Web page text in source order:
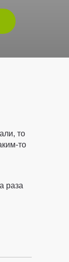
то
то
раза